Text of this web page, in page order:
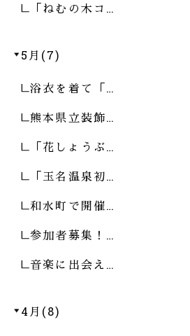
「ねむの木コ…
5月(7)
浴衣を着て「…
熊本県立装飾…
「花しょうぶ…
「玉名温泉初…
和水町で開催…
参加者募集！…
音楽に出会え…
4月(8)